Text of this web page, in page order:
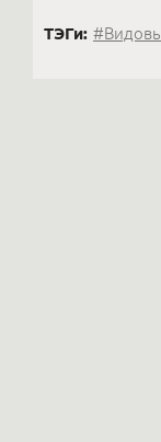
ТЭГи: